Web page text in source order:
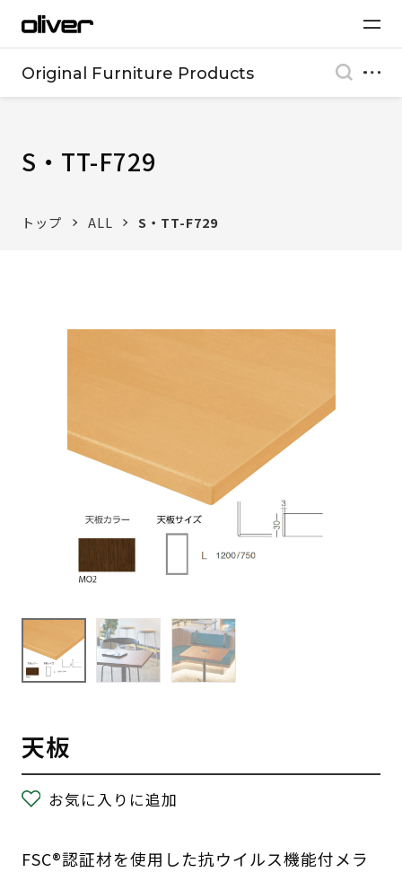
Original Furniture Products
S・TT-F729
トップ ALL S・TT-F729
天板
お気に入りに追加
FSC®認証材を使用した抗ウイルス機能付メラ